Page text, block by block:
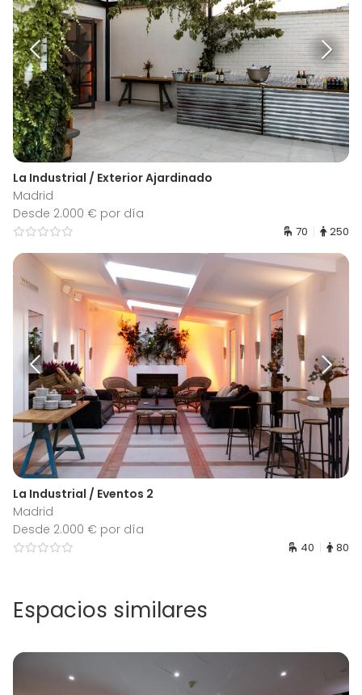
La Industrial / Exterior Ajardinado
Madrid
Desde 2.000 € por día
70 250
La Industrial / Eventos 2
Madrid
Desde 2.000 € por día
40 80
Espacios similares